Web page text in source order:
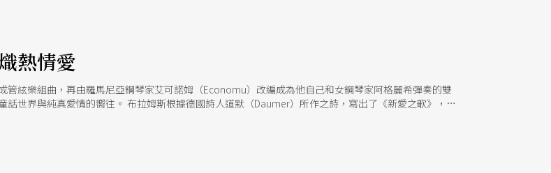
熱情愛
管絃樂組曲，再由羅馬尼亞鋼琴家艾可諾姆（Economu）改編成為他自己和女鋼琴家阿格麗希彈奏的雙
話世界與純真愛情的嚮往。 布拉姆斯根據德國詩人道默（Daumer）所作之詩，寫出了《新愛之歌》，圓
》重新組合，以最燦爛多彩的炫技，表現出花花公子「唐璜」的多面性。 這些作曲家們對音樂裡「愛
聖誕情話愛之歌」音樂會中，經由舞蹈、歌唱、影像演奏等媒介，傳達給聽眾。 「聖誕情話愛之歌」將